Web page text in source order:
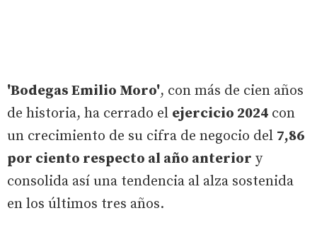
'Bodegas Emilio Moro', con más de cien años
de historia, ha cerrado el ejercicio 2024 con
un crecimiento de su cifra de negocio del 7,86
por ciento respecto al año anterior y
consolida así una tendencia al alza sostenida
en los últimos tres años.